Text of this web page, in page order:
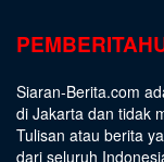
Siaran-Berita.com
di Jakarta dan tidak
Tulisan atau berita
dari seluruh